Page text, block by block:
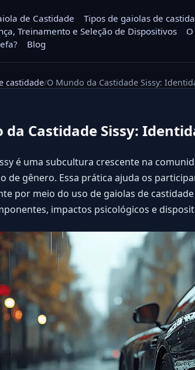
de Castidade Tipos de gaiolas de
Treinamento e Seleção de Dispositivos
Blog
castidade O Mundo da Castidade Sissy:
da Castidade Sissy:
é uma subcultura crescente na
de gênero. Essa prática ajuda os
por meio do uso de gaiolas de
impactos psicológicos e